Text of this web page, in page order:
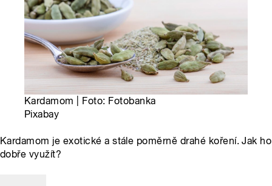
Kardamom | Foto: Fotobanka
Pixabay
Kardamom je exotické a stále poměrně drahé koření. Jak ho
dobře využít?